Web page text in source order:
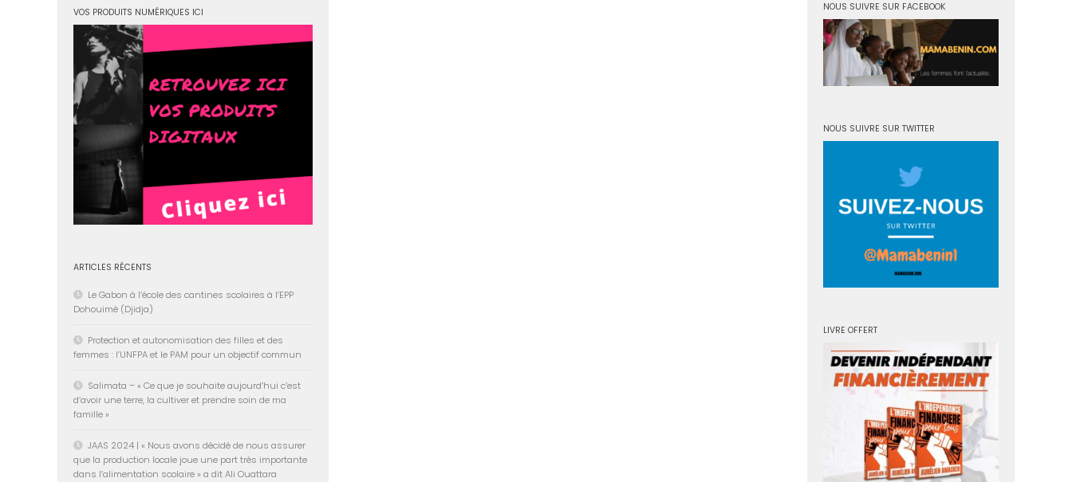
VOS PRODUITS NUMÉRIQUES ICI
ARTICLES RÉCENTS
Le Gabon à l’école des cantines scolaires à l’EPP
Dohouimè (Djidja)
Protection et autonomisation des filles et des
femmes : l’UNFPA et le PAM pour un objectif commun
Salimata – « Ce que je souhaite aujourd’hui c’est
d’avoir une terre, la cultiver et prendre soin de ma
famille »
JAAS 2024 | « Nous avons décidé de nous assurer
que la production locale joue une part très importante
dans l’alimentation scolaire » a dit Ali Ouattara
NOUS SUIVRE SUR FACEBOOK
NOUS SUIVRE SUR TWITTER
LIVRE OFFERT